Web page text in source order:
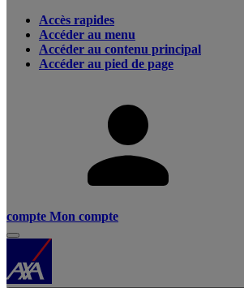
Accès rapides
Accéder au menu
Accéder au contenu principal
Accéder au pied de page
compte Mon compte